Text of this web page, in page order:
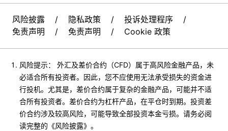
风险披露 / 隐私政策 / 投诉处理程序
/
免责声明
/ 免责声明 / Cookie 政策
风险提示： 外汇及差价合约（CFD）属于高风险金融产品，未
必适合所有投资者。因此，您不应使用无法承受损失的资金进
行投机。尤其是，差价合约属于复杂的金融产品，可能并不适
合所有投资者。差价合约为杠杆产品，在平仓时到期。投资差
价合约涉及较高风险，可能导致全部投资本金亏损。请务必阅
读完整的《风险披露》。